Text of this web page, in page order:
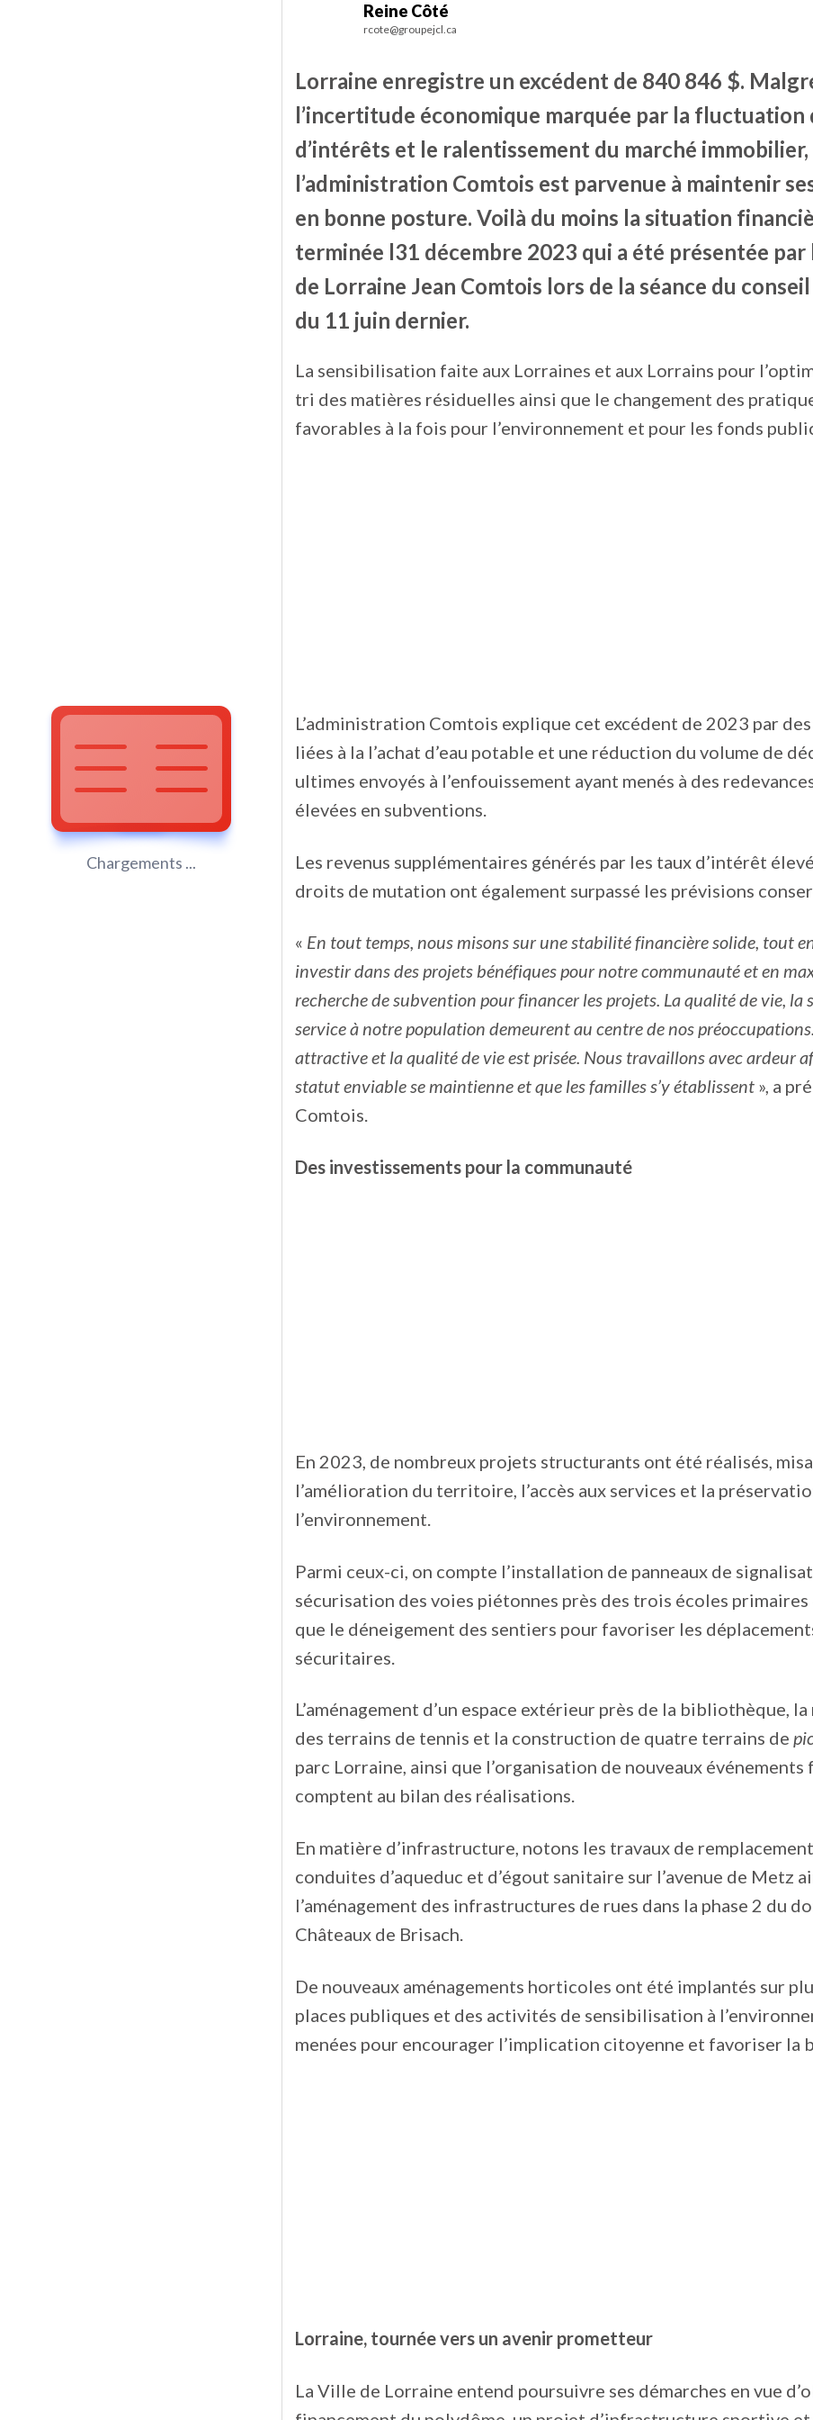
Chargements ...
Reine Côté
rcote@groupejcl.ca
Lorraine enregistre un excédent de 840 846 $.
l’incertitude économique marquée par la fluctuation
d’intérêts et le ralentissement du marché immobilier,
l’administration Comtois est parvenue à maintenir
en bonne posture. Voilà du moins la situation
terminée l31 décembre 2023 qui a été présentée par
de Lorraine Jean Comtois lors de la séance du
du 11 juin dernier.
La sensibilisation faite aux Lorraines et aux Lorrains pour
tri des matières résiduelles ainsi que le changement des
favorables à la fois pour l’environnement et pour les fonds
L’administration Comtois explique cet excédent de 2023 par
liées à la l’achat d’eau potable et une réduction du volume de
ultimes envoyés à l’enfouissement ayant menés à des
élevées en subventions.
Les revenus supplémentaires générés par les taux d’intérêt
droits de mutation ont également surpassé les prévisions
« En tout temps, nous misons sur une stabilité financière solide, tout
investir dans des projets bénéfiques pour notre communauté et en
recherche de subvention pour financer les projets. La qualité de vie, la
service à notre population demeurent au centre de nos
attractive et la qualité de vie est prisée. Nous travaillons avec ardeur
statut enviable se maintienne et que les familles s’y établissent», a
Comtois.
Des investissements pour la communauté
En 2023, de nombreux projets structurants ont été réalisés,
l’amélioration du territoire, l’accès aux services et la
l’environnement.
Parmi ceux-ci, on compte l’installation de panneaux de
sécurisation des voies piétonnes près des trois écoles primaires
que le déneigement des sentiers pour favoriser les
sécuritaires.
L’aménagement d’un espace extérieur près de la bibliothèque,
des terrains de tennis et la construction de quatre terrains de
parc Lorraine, ainsi que l’organisation de nouveaux événements
comptent au bilan des réalisations.
En matière d’infrastructure, notons les travaux de
conduites d’aqueduc et d’égout sanitaire sur l’avenue de Metz
l’aménagement des infrastructures de rues dans la phase 2 du
Châteaux de Brisach.
De nouveaux aménagements horticoles ont été implantés sur
places publiques et des activités de sensibilisation à
menées pour encourager l’implication citoyenne et favoriser la
Lorraine, tournée vers un avenir prometteur
La Ville de Lorraine entend poursuivre ses démarches en vue